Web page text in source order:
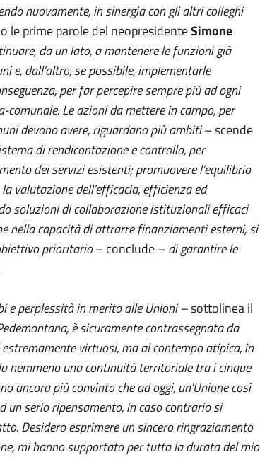
nuovamente, in sinergia con gli altri colleghi
le prime parole del neopresidenteSimone
da un lato, a mantenere le funzioni già
e, dall’altro, se possibile, implementarle
per far percepire sempre più ad ogni
Le azioni da mettere in campo, per
devono avere, riguardano più ambiti– scende
di rendicontazione e controllo, per
dei servizi esistenti; promuovere l’equilibrio
valutazione dell’efficacia, efficienza ed
soluzioni di collaborazione istituzionali efficaci
nella capacità di attrarre finanziamenti esterni, si
prioritario– conclude –di garantire le
e perplessità in merito alle Unioni –sottolinea il
è sicuramente contrassegnata da
virtuosi, ma al contempo atipica, in
nemmeno una continuità territoriale tra i cinque
ancora più convinto che ad oggi, un'Unione così
serio ripensamento, in caso contrario si
Desidero esprimere un sincero ringraziamento
mi hanno supportato per tutta la durata del mio